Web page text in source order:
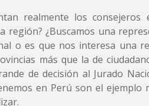
realmente los
región? ¿Buscamos una
o es que nos interesa una
más que la de
de decisión al Jurado
en Perú son el ejemplo